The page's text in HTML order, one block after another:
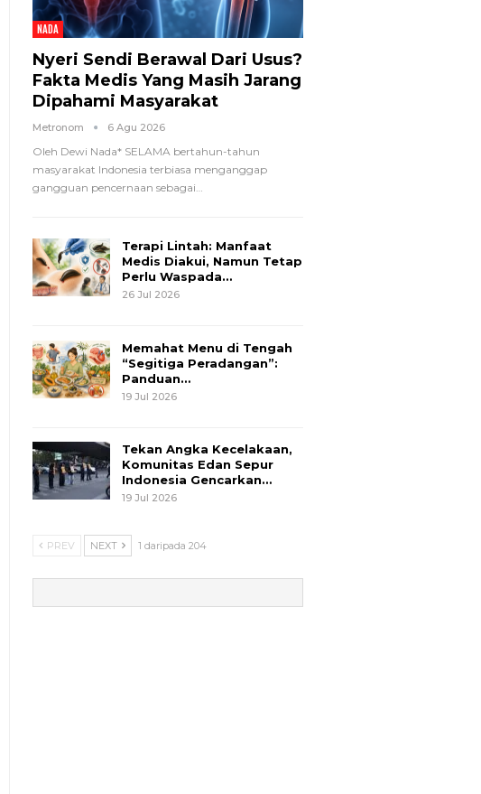
NADA
Nyeri Sendi Berawal Dari Usus?
Fakta Medis Yang Masih Jarang
Dipahami Masyarakat
Metronom 6 Agu 2026
Oleh Dewi Nada* SELAMA bertahun-tahun
masyarakat Indonesia terbiasa menganggap
gangguan pencernaan sebagai…
Terapi Lintah: Manfaat
Medis Diakui, Namun Tetap
Perlu Waspada…
26 Jul 2026
Memahat Menu di Tengah
“Segitiga Peradangan”:
Panduan…
19 Jul 2026
Tekan Angka Kecelakaan,
Komunitas Edan Sepur
Indonesia Gencarkan…
19 Jul 2026
PREV NEXT 1 daripada 204